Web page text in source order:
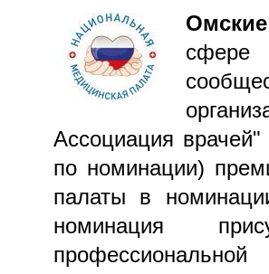
Ассоциация
по номинации)
палаты в
номинация